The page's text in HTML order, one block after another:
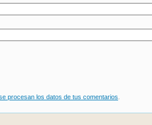
procesan los datos de tus comentarios